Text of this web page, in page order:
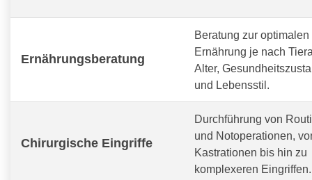
Ernährungsberatung
Beratung zur optimalen
Ernährung je nach
Alter,
und Lebensstil.
Chirurgische Eingriffe
Durchführung von
und Notoperationen,
Kastrationen bis hin zu
komplexeren Eingriffen.